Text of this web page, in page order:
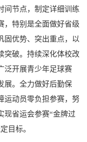
间节点，制定详细训练
，特别是全面做好省级
固优势、突出重点，以
突破。持续深化体校改
泛开展青少年足球赛
展。全力做好后勤保
运动员零负担参赛，努
现省运会参赛“金牌过
目标。